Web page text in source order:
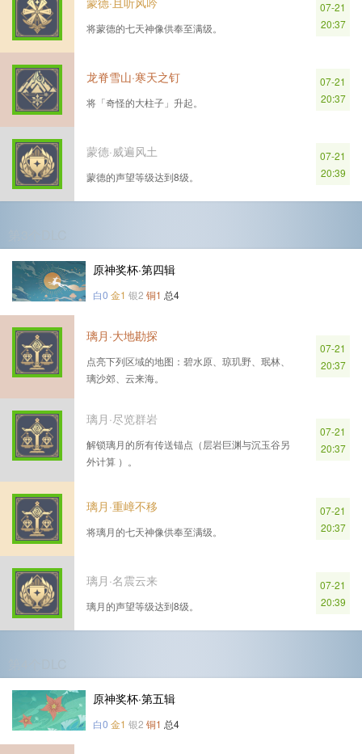
将蒙德的七天神像供奉至满级。
07-21
20:37
龙脊雪山·寒天之钉
将「奇怪的大柱子」升起。
07-21
20:37
蒙德·威遍风土
蒙德的声望等级达到8级。
07-21
20:39
原神奖杯·第四辑
白0 金1 银2 铜1 总4
璃月·大地勘探
点亮下列区域的地图：碧水原、琼玑野、珉林、
璃沙郊、云来海。
07-21
20:37
璃月·尽览群岩
解锁璃月的所有传送锚点（层岩巨渊与沉玉谷另
外计算 ）。
07-21
20:37
璃月·重嶂不移
将璃月的七天神像供奉至满级。
07-21
20:37
璃月·名震云来
璃月的声望等级达到8级。
07-21
20:39
原神奖杯·第五辑
白0 金1 银2 铜1 总4